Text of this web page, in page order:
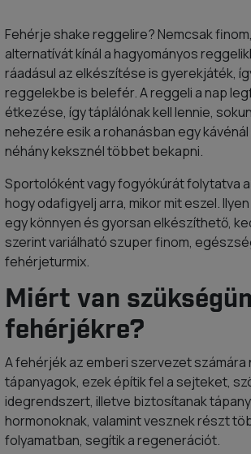
Fehérje shake reggelire? Nemcsak
alternatívát kínál a hagyományos
ráadásul az elkészítése is gyerekjáték,
reggelekbe is belefér. A reggeli a nap
étkezése, így táplálónak kell lennie,
nehezére esik a rohanásban egy
néhány keksznél többet bekapni.
Sportolóként vagy fogyókúrát folytatva
hogy odafigyelj arra, mikor mit eszel.
egy könnyen és gyorsan elkészíthető,
szerint variálható szuper finom,
fehérjeturmix.
Miért van
fehérjékre?
A fehérjék az emberi szervezet
tápanyagok, ezek építik fel a sejteket,
idegrendszert, illetve biztosítanak
hormonoknak, valamint vesznek részt
folyamatban, segítik a regenerációt.